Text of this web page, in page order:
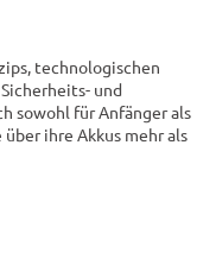
technologischen
und
sowohl für Anfänger als
ihre Akkus mehr als